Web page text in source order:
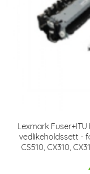
Lexmark
vedlikeholdssett -
CS510, CX310,